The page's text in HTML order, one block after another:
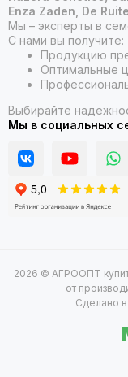
Enza Zaden, De
Мы – эксперты в
С нами вы получите:
Продукцию
Оптимальные
Выбирайте
Мы в социальных
2026 © АГРООПТ
от
Сделано в